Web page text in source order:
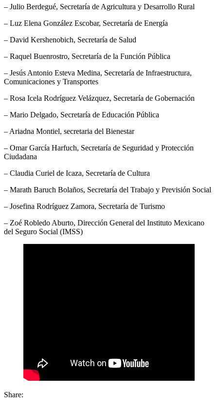
– Julio Berdegué, Secretaría de Agricultura y Desarrollo Rural
– Luz Elena González Escobar, Secretaría de Energía
– David Kershenobich, Secretaría de Salud
– Raquel Buenrostro, Secretaría de la Función Pública
– Jesús Antonio Esteva Medina, Secretaría de Infraestructura,
Comunicaciones y Transportes
– Rosa Icela Rodríguez Velázquez, Secretaría de Gobernación
– Mario Delgado, Secretaría de Educación Pública
– Ariadna Montiel, secretaria del Bienestar
– Omar García Harfuch, Secretaría de Seguridad y Protección
Ciudadana
– Claudia Curiel de Icaza, Secretaría de Cultura
– Marath Baruch Bolaños, Secretaría del Trabajo y Previsión Social
– Josefina Rodríguez Zamora, Secretaría de Turismo
– Zoé Robledo Aburto, Dirección General del Instituto Mexicano
del Seguro Social (IMSS)
Share: